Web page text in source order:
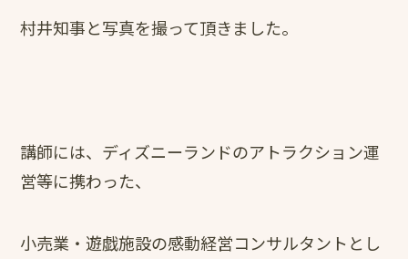
村井知事と写真を撮って頂きました。
講師には、ディズニーランドのアトラクション運
営等に携わった、
小売業・遊戯施設の感動経営コンサルタントとし